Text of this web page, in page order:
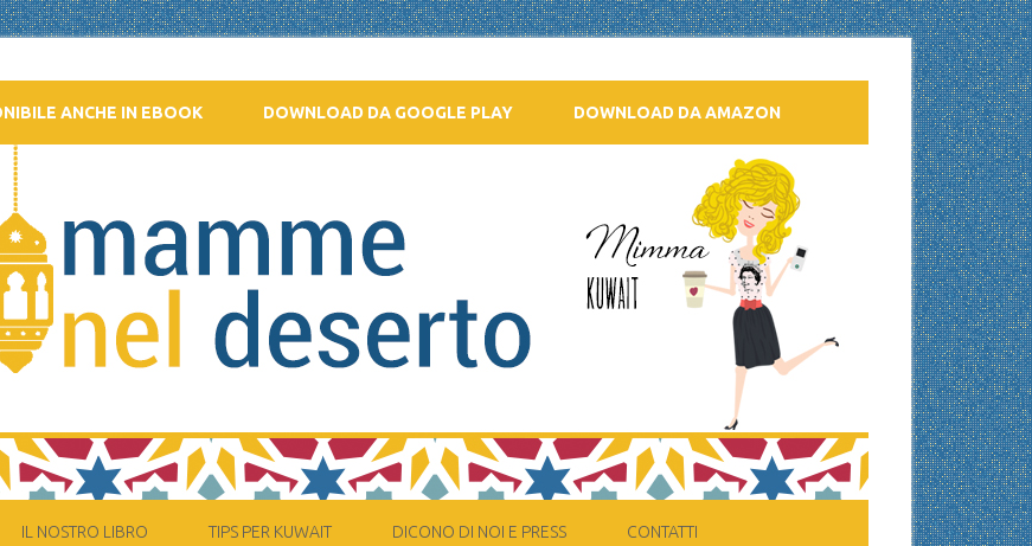
ANCHE IN EBOOK DOWNLOAD DA GOOGLE PLAY DOWNLOAD DA AMAZON
IL NOSTRO LIBRO TIPS PER KUWAIT DICONO DI NOI E PRESS CONTATTI